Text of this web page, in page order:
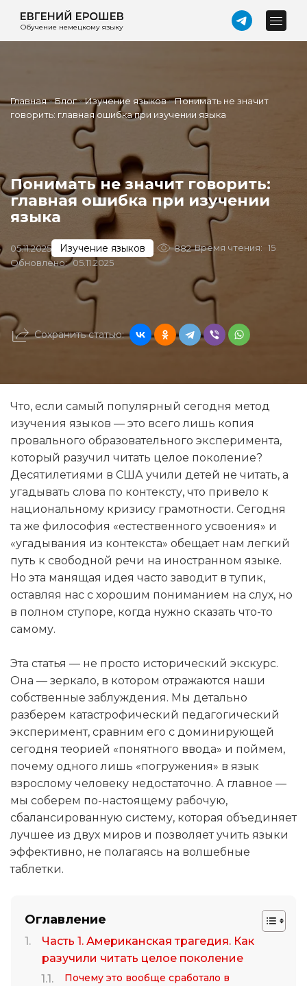
Обучение немецкому языку
Главная»Блог»Изучение языков»Понимать не значит
говорить: главная ошибка при изучении языка
Понимать не значит говорить:
главная ошибка при изучении
языка
05.11.2025 Изучение языков 882 Время чтения: 15
Обновлено: 05.11.2025
Сохранить статью:
Что, если самый популярный сегодня метод
изучения языков — это всего лишь копия
провального образовательного эксперимента,
который разучил читать целое поколение?
Десятилетиями в США учили детей не читать, а
угадывать слова по контексту, что привело к
национальному кризису грамотности. Сегодня
та же философия «естественного усвоения» и
«угадывания из контекста» обещает нам легкий
путь к свободной речи на иностранном языке.
Но эта манящая идея часто заводит в тупик,
оставляя нас с хорошим пониманием на слух, но
в полном ступоре, когда нужно сказать что-то
самому.
Эта статья — не просто исторический экскурс.
Она — зеркало, в котором отражаются наши
собственные заблуждения. Мы детально
разберем катастрофический педагогический
эксперимент, сравним его с доминирующей
сегодня теорией «понятного ввода» и поймем,
почему одного лишь «погружения» в язык
взрослому человеку недостаточно. А главное —
мы соберем по-настоящему рабочую,
сбалансированную систему, которая объединяет
лучшее из двух миров и позволяет учить языки
эффективно, не полагаясь на волшебные
таблетки.
Оглавление
Часть 1. Американская трагедия. Как
разучили читать целое поколение
Почему это вообще сработало в